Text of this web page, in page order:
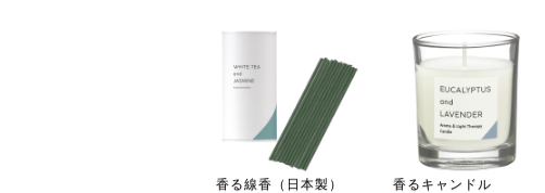
香る線香（日本製） 香るキャンドル